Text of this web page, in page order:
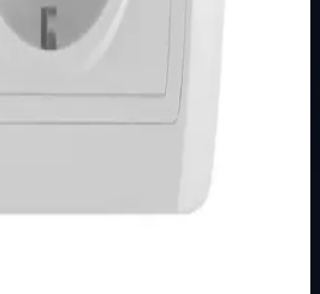
Nazivne vrijednosti: 16A/250V
86&…
internetskoj trgovini Živić-